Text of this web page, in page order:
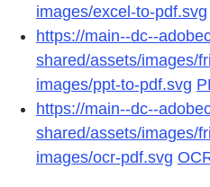
images/excel-to-pdf.svg
https://main--dc--
shared/assets/images/
images/ppt-to-pdf.svg
https://main--dc--
shared/assets/images/
images/ocr-pdf.svg